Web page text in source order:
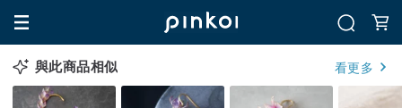
與此商品相似 看更多